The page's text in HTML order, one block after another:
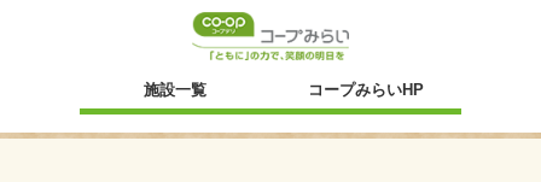
施設一覧 コープみらいHP新規ウィンドウ